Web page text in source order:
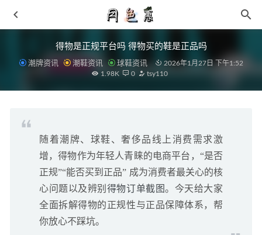
得物是正规平台吗 得物买的鞋是正品吗
潮牌资讯 潮鞋资讯 球鞋资讯
2026年1月27日 下午1:52
1.98K
0 tsy110
随着潮牌、球鞋、奢侈品线上消费需求激
增，得物作为年轻人青睐的电商平台，“是否
正规”“能否买到正品” 成为消费者最关心的核
心问题以及辨别 得物订单截图。今天给大家
全面拆解得物的正规性与正品保障体系，帮
你放心不踩坑。
帕拉丁全新 Pampa Hi Re-Craft 环保鞋系列发布 2021-07-05
安踏见山一代实战测评 2021-04-13
不过膝盖的靴子的搭配 这些百搭单品秀出大长腿 2019-02-
361° 全新 LAVA 篮球鞋系列明日开售，首发多色可选